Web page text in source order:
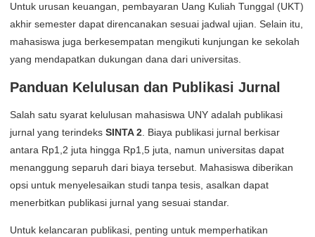
Untuk urusan keuangan, pembayaran Uang Kuliah Tunggal (UKT)
akhir semester dapat direncanakan sesuai jadwal ujian. Selain itu,
mahasiswa juga berkesempatan mengikuti kunjungan ke sekolah
yang mendapatkan dukungan dana dari universitas.
Panduan Kelulusan dan Publikasi Jurnal
Salah satu syarat kelulusan mahasiswa UNY adalah publikasi
jurnal yang terindeks SINTA 2 . Biaya publikasi jurnal berkisar
antara Rp1,2 juta hingga Rp1,5 juta, namun universitas dapat
menanggung separuh dari biaya tersebut. Mahasiswa diberikan
opsi untuk menyelesaikan studi tanpa tesis, asalkan dapat
menerbitkan publikasi jurnal yang sesuai standar.
Untuk kelancaran publikasi, penting untuk memperhatikan